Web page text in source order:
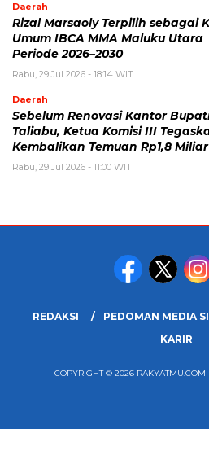
Daerah
Rizal Marsaoly Terpilih sebagai
Umum IBCA MMA Maluku Utara
Periode 2026–2030
Rabu, 29 Jul 2026 - 18:14 WIT
Daerah
Sebelum Renovasi Kantor
Taliabu, Ketua Komisi III
Kembalikan Temuan Rp1,8 Miliar
Rabu, 29 Jul 2026 - 11:00 WIT
REDAKSI PEDOMAN MEDIA
KARIR
COPYRIGHT © 2026 RAKYATMU.COM